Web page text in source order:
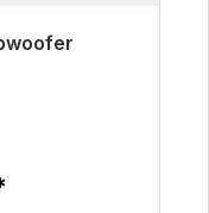
de entrega